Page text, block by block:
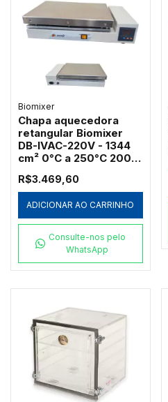
Biomixer
Chapa aquecedora
retangular Biomixer
DB-IVAC-220V - 1344
cm² 0°C a 250°C 2000
R$3.469,60
ADICIONAR AO CARRINHO
Consulte-nos pelo
WhatsApp